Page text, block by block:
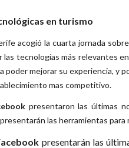
en turismo
acogió la cuarta jornada
las tecnologías más relevantes
mejorar su experiencia, y
mas competitivo.
presentaron las últimas
las herramientas para
presentarán las